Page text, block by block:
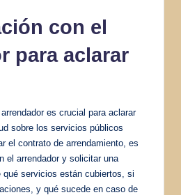
con el
para aclarar
es crucial para aclarar
sobre los servicios públicos
el contrato de arrendamiento, es
el arrendador y solicitar una
qué servicios están cubiertos, si
y qué sucede en caso de